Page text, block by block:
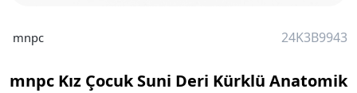
mnpc 24K3B9943
mnpc Kız Çocuk Suni Deri Kürklü Anatomik